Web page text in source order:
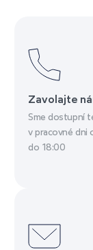
Zavolajte
Sme dostupní
v pracovné dni
do 18:00